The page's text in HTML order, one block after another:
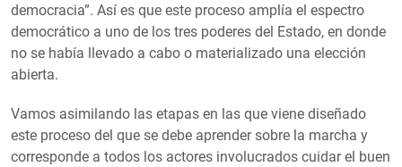
democracia”. Así es que este proceso amplía el espectro
democrático a uno de los tres poderes del Estado, en donde
no se había llevado a cabo o materializado una elección
abierta.
Vamos asimilando las etapas en las que viene diseñado
este proceso del que se debe aprender sobre la marcha y
corresponde a todos los actores involucrados cuidar el buen